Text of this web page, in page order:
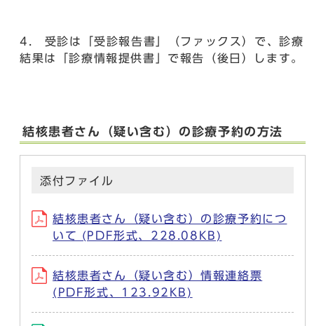
4. 受診は「受診報告書」（ファックス）で、診療
結果は「診療情報提供書」で報告（後日）します。
結核患者さん（疑い含む）の診療予約の方法
添付ファイル
結核患者さん（疑い含む）の診療予約につ
いて (PDF形式、228.08KB)
結核患者さん（疑い含む）情報連絡票
(PDF形式、123.92KB)